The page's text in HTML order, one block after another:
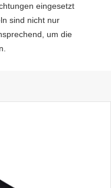
eingesetzt
sind nicht nur
um die